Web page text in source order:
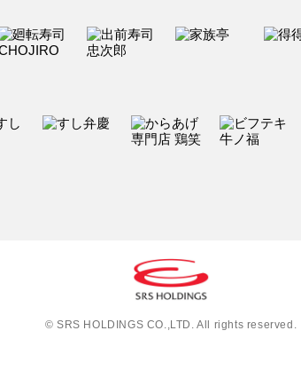
© SRS HOLDINGS CO.,LTD. All rights reserved.